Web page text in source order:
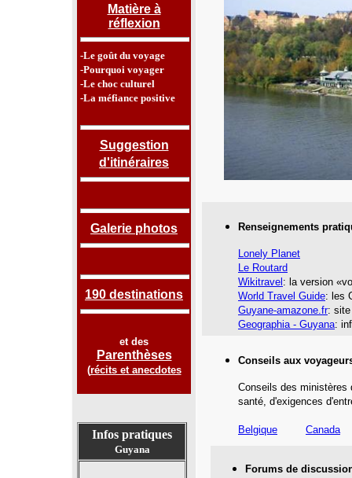
Matière à
réflexion
-Le goût du voyage
-Pourquoi voyager
-Le choc culturel
-La méfiance positive
Suggestion
d'itinéraires
Galerie photos
190 destinations
et des
Parenthèses
(récits et anecdotes
Infos pratiques
Guyana
Renseignements
Lonely Planet
Le Routard
Wikitravel : la version
World Travel Guide: les
Guyane-amazone.fr:
Geographia - Guyana:
Conseils aux
Conseils des ministères
santé, d'exigences
Belgique Canada
Forums de